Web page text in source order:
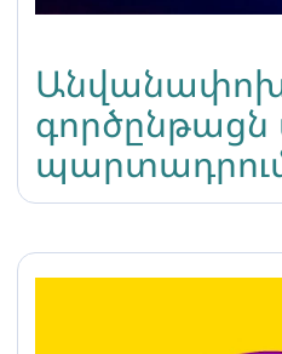
գործընթացն
տրանսգենդեր
վերաբերյալ